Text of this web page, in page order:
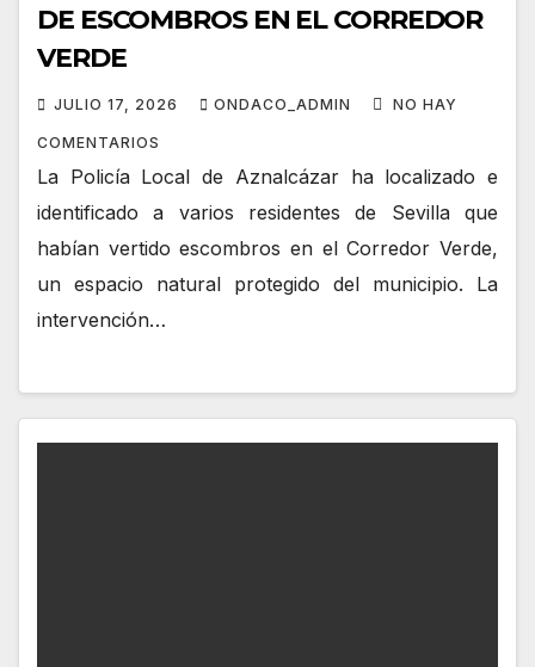
DE ESCOMBROS EN EL CORREDOR
VERDE
JULIO 17, 2026 ONDACO_ADMIN NO HAY
COMENTARIOS
La Policía Local de Aznalcázar ha localizado e
identificado a varios residentes de Sevilla que
habían vertido escombros en el Corredor Verde,
un espacio natural protegido del municipio. La
intervención…